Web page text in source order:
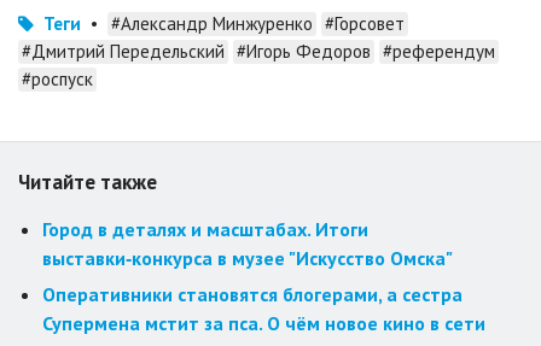
Теги • #Александр Минжуренко #Горсовет
#Дмитрий Передельский #Игорь Федоров #референдум
#роспуск
Читайте также
Город в деталях и масштабах. Итоги
выставки‑конкурса в музее "Искусство Омска"
Оперативники становятся блогерами, а сестра
Супермена мстит за пса. О чём новое кино в сети